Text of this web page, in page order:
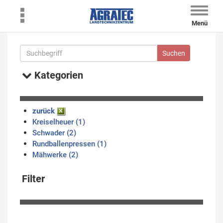
Toggle
Menü
Kategorien
zurück
Kreiselheuer (1)
Schwader (2)
Rundballenpressen (1)
Mähwerke (2)
Filter